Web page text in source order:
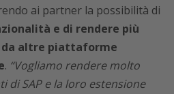
ai partner la possibilità di
e di rendere più
da altre piattaforme
. “Vogliamo rendere molto
di SAP e la loro estensione